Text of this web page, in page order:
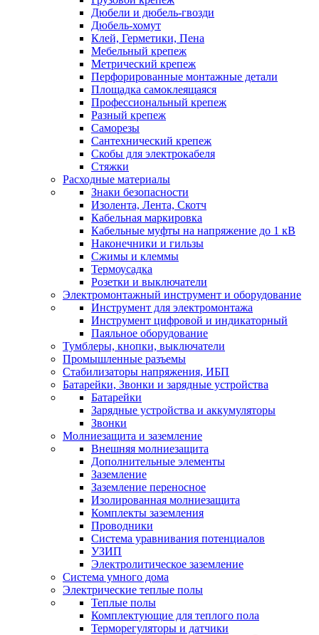
Дюбели и дюбель-гвозди
Дюбель-хомут
Клей, Герметики, Пена
Мебельный крепеж
Метрический крепеж
Перфорированные монтажные детали
Площадка самоклеящаяся
Профессиональный крепеж
Разный крепеж
Саморезы
Сантехнический крепеж
Скобы для электрокабеля
Стяжки
Расходные материалы
Знаки безопасности
Изолента, Лента, Скотч
Кабельная маркировка
Кабельные муфты на напряжение до 1 кВ
Наконечники и гильзы
Сжимы и клеммы
Термоусадка
Розетки и выключатели
Электромонтажный инструмент и оборудование
Инструмент для электромонтажа
Инструмент цифровой и индикаторный
Паяльное оборудование
Тумблеры, кнопки, выключатели
Промышленные разъемы
Стабилизаторы напряжения, ИБП
Батарейки, Звонки и зарядные устройства
Батарейки
Зарядные устройства и аккумуляторы
Звонки
Молниезащита и заземление
Внешняя молниезащита
Дополнительные элементы
Заземление
Заземление переносное
Изолированная молниезащита
Комплекты заземления
Проводники
Система уравнивания потенциалов
УЗИП
Электролитическое заземление
Система умного дома
Электрические теплые полы
Теплые полы
Комплектующие для теплого пола
Терморегуляторы и датчики